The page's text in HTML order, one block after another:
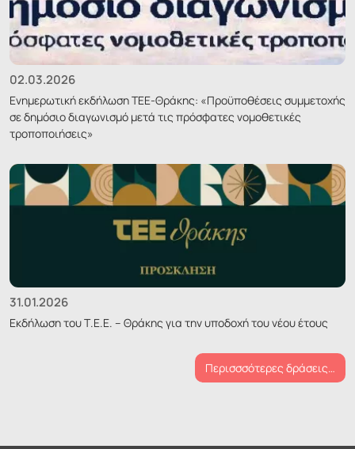
02.03.2026
Ενημερωτική εκδήλωση ΤΕΕ-Θράκης: «Προϋποθέσεις συμμετοχής
σε δημόσιο διαγωνισμό μετά τις πρόσφατες νομοθετικές
τροποποιήσεις»
31.01.2026
Εκδήλωση του Τ.Ε.Ε. – Θράκης για την υποδοχή του νέου έτους
Περισσσότερες δράσεις…